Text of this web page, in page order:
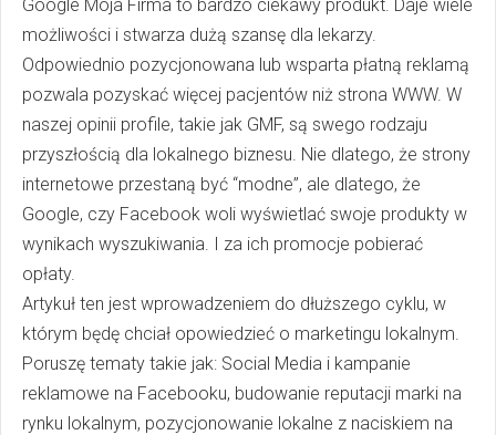
Google Moja Firma to bardzo ciekawy produkt. Daje wiele
możliwości i stwarza dużą szansę dla lekarzy.
Odpowiednio pozycjonowana lub wsparta płatną reklamą
pozwala pozyskać więcej pacjentów niż strona WWW. W
naszej opinii profile, takie jak GMF, są swego rodzaju
przyszłością dla lokalnego biznesu. Nie dlatego, że strony
internetowe przestaną być “modne”, ale dlatego, że
Google, czy Facebook woli wyświetlać swoje produkty w
wynikach wyszukiwania. I za ich promocje pobierać
opłaty.
Artykuł ten jest wprowadzeniem do dłuższego cyklu, w
którym będę chciał opowiedzieć o marketingu lokalnym.
Poruszę tematy takie jak: Social Media i kampanie
reklamowe na Facebooku, budowanie reputacji marki na
rynku lokalnym, pozycjonowanie lokalne z naciskiem na